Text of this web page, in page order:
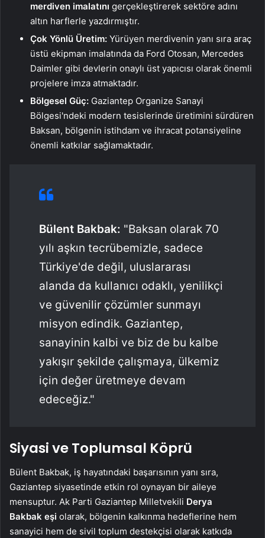
merdiven imalatını gerçekleştirerek sektöre adını
altın harflerle yazdırmıştır.
Çok Yönlü Üretim: Yürüyen merdivenin yanı sıra araç
üstü ekipman imalatında da Ford Otosan, Mercedes
Daimler gibi devlerin onaylı üst yapıcısı olarak önemli
projelere imza atmaktadır.
Bölgesel Güç: Gaziantep Organize Sanayi
Bölgesi'ndeki modern tesislerinde üretimini sürdüren
Baksan, bölgenin istihdam ve ihracat potansiyeline
önemli katkılar sağlamaktadır.
Bülent Bakbak: "Baksan olarak 70
yılı aşkın tecrübemizle, sadece
Türkiye'de değil, uluslararası
alanda da kullanıcı odaklı, yenilikçi
ve güvenilir çözümler sunmayı
misyon edindik. Gaziantep,
sanayinin kalbi ve biz de bu kalbe
yakışır şekilde çalışmaya, ülkemiz
için değer üretmeye devam
edeceğiz."
Siyasi ve Toplumsal Köprü
Bülent Bakbak, iş hayatındaki başarısının yanı sıra,
Gaziantep siyasetinde etkin rol oynayan bir aileye
mensuptur. Ak Parti Gaziantep Milletvekili Derya
Bakbak eşi olarak, bölgenin kalkınma hedeflerine hem
sanayici hem de sivil toplum destekçisi olarak katkıda